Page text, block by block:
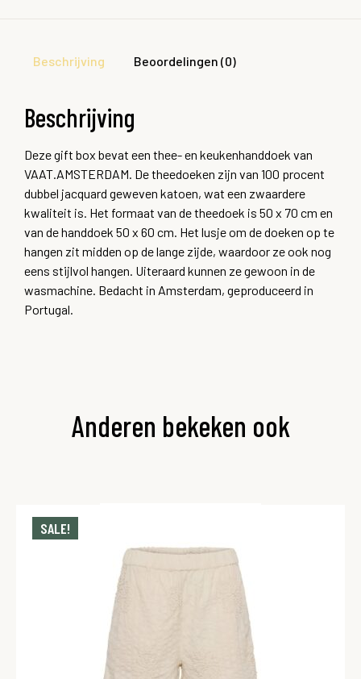
Beschrijving Beoordelingen (0)
Beschrijving
Deze gift box bevat een thee- en keukenhanddoek van
VAAT.AMSTERDAM. De theedoeken zijn van 100 procent
dubbel jacquard geweven katoen, wat een zwaardere
kwaliteit is. Het formaat van de theedoek is 50 x 70 cm en
van de handdoek 50 x 60 cm. Het lusje om de doeken op te
hangen zit midden op de lange zijde, waardoor ze ook nog
eens stijlvol hangen. Uiteraard kunnen ze gewoon in de
wasmachine. Bedacht in Amsterdam, geproduceerd in
Portugal.
Anderen bekeken ook
SALE!